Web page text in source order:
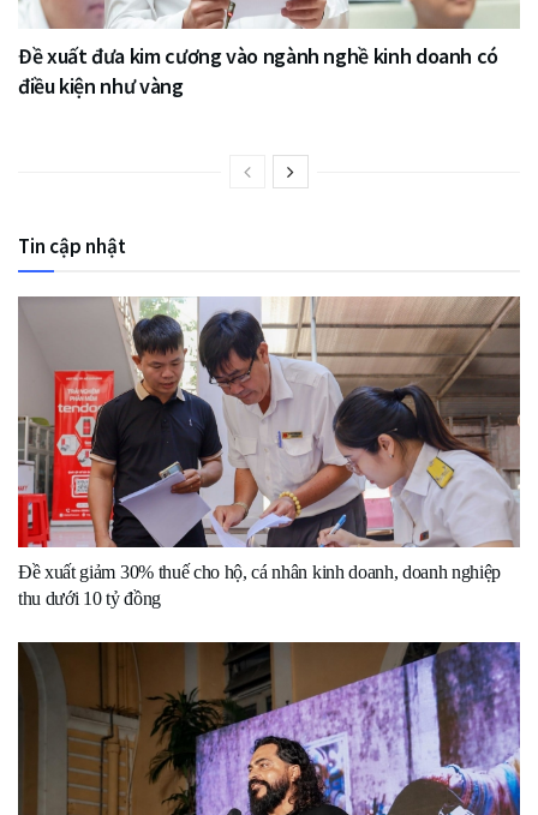
Đề xuất đưa kim cương vào ngành nghề kinh doanh có
điều kiện như vàng
Tin cập nhật
Đề xuất giảm 30% thuế cho hộ, cá nhân kinh doanh, doanh nghiệp
thu dưới 10 tỷ đồng